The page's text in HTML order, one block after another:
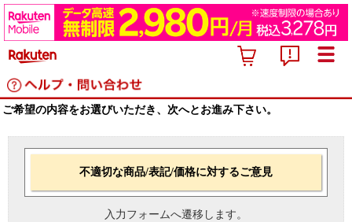
ご希望の内容をお選びいただき、次へとお進み下さい。
不適切な商品/表記/価格に対するご意見
入力フォームへ遷移します。